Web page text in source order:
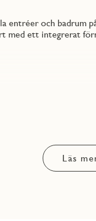
entréer och badrum
med ett integrerat
vita väggar ingår i
Läs